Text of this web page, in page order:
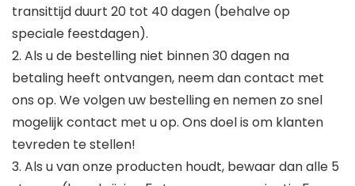
transittijd duurt 20 tot 40 dagen (behalve op
speciale feestdagen).
2. Als u de bestelling niet binnen 30 dagen na
betaling heeft ontvangen, neem dan contact met
ons op. We volgen uw bestelling en nemen zo snel
mogelijk contact met u op. Ons doel is om klanten
tevreden te stellen!
3. Als u van onze producten houdt, bewaar dan alle 5